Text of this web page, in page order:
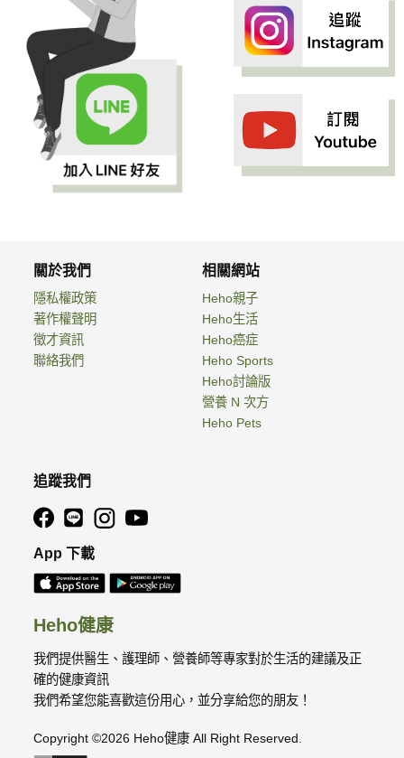
Heho健康
我們提供醫生、護理師、營養師等專家對於生活的建議及正
確的健康資訊
我們希望您能喜歡這份用心，並分享給您的朋友！
Copyright ©2026 Heho健康 All Right Reserved.
關於我們
隱私權政策
著作權聲明
徵才資訊
聯絡我們
相關網站
Heho親子
Heho生活
Heho癌症
Heho Sports
Heho討論版
營養 N 次方
Heho Pets
追蹤我們
App 下載